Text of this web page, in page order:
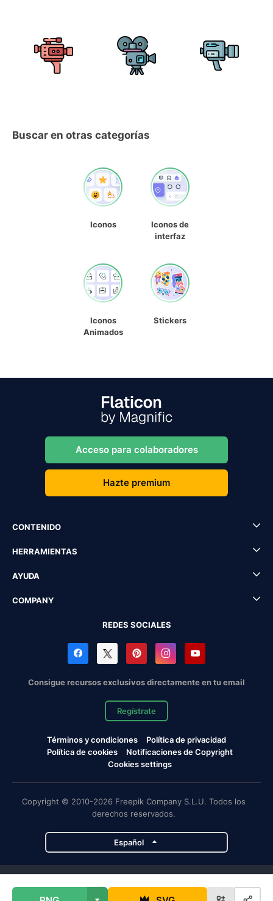
Buscar en otras categorías
Iconos
Iconos de
interfaz
Iconos
Animados
Stickers
Acceso para colaboradores
Hazte premium
CONTENIDO
HERRAMIENTAS
AYUDA
COMPANY
REDES SOCIALES
Consigue recursos exclusivos directamente en tu email
Regístrate
Términos y condiciones
Política de privacidad
Política de cookies
Notificaciones de Copyright
Cookies settings
Copyright © 2010-2026 Freepik Company S.L.U. Todos los
derechos reservados.
Español